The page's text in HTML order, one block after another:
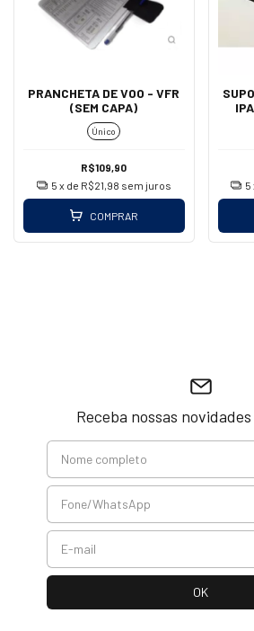
PRANCHETA DE VOO - VFR
(SEM CAPA)
Único
R$109,90
5 x de R$21,98 sem juros
COMPRAR
5
Receba nossas